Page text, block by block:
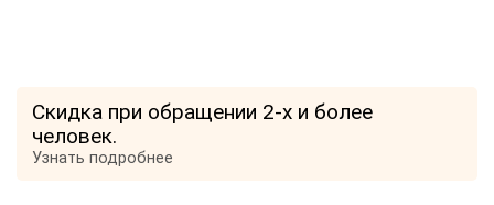
Скидка при обращении 2-х и более
человек.
Узнать подробнее